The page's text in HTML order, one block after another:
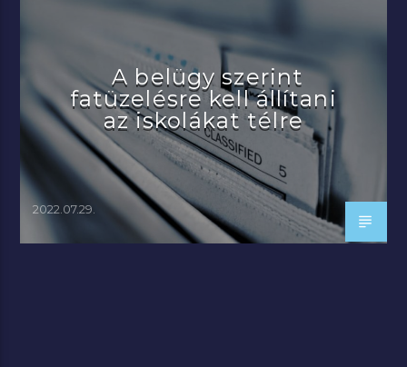
A belügy szerint
fatüzelésre kell állítani
az iskolákat télre
2022.07.29.